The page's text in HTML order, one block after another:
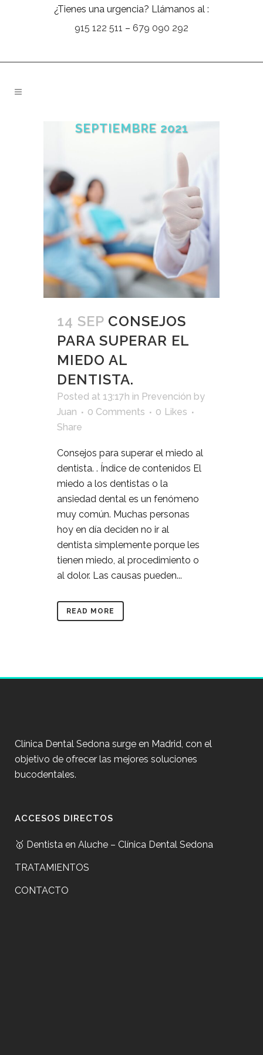
¿Tienes una urgencia? Llámanos al :
915 122 511 – 679 090 292
SEPTIEMBRE 2021
14 SEP CONSEJOS
PARA SUPERAR EL
MIEDO AL
DENTISTA.
Posted at 13:17h in Prevención by
Juan
0 Comments 0 Likes
Share
Consejos para superar el miedo al
dentista. . Índice de contenidos El
miedo a los dentistas o la
ansiedad dental es un fenómeno
muy común. Muchas personas
hoy en día deciden no ir al
dentista simplemente porque les
tienen miedo, al procedimiento o
al dolor. Las causas pueden...
READ MORE
Clínica Dental Sedona surge en Madrid, con el
objetivo de ofrecer las mejores soluciones
bucodentales.
ACCESOS DIRECTOS
🥇 Dentista en Aluche – Clínica Dental Sedona
TRATAMIENTOS
CONTACTO